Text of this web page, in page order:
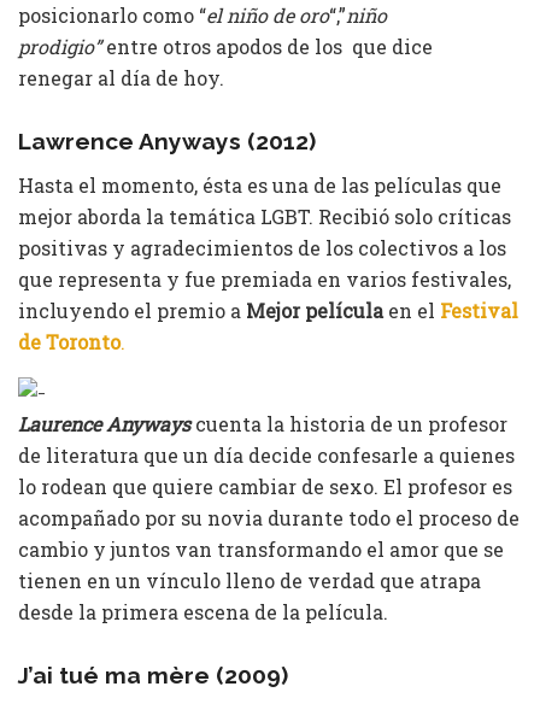
posicionarlo como “el niño de oro“,”niño
prodigio”entre otros apodos de los que dice
renegar al día de hoy.
Lawrence Anyways (2012)
Hasta el momento, ésta es una de las películas que
mejor aborda la temática LGBT. Recibió solo críticas
positivas y agradecimientos de los colectivos a los
que representa y fue premiada en varios festivales,
incluyendo el premio a Mejor películaen el Festival
de Toronto.
Laurence Anyways cuenta la historia de un profesor
de literatura que un día decide confesarle a quienes
lo rodean que quiere cambiar de sexo. El profesor es
acompañado por su novia durante todo el proceso de
cambio y juntos van transformando el amor que se
tienen en un vínculo lleno de verdad que atrapa
desde la primera escena de la película.
J’ai tué ma mère (2009)